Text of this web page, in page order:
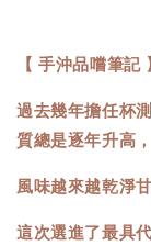
【 手沖品嚐筆記
過去幾年擔任杯
質總是逐年升高，
風味越來越乾淨
這次選進了最具